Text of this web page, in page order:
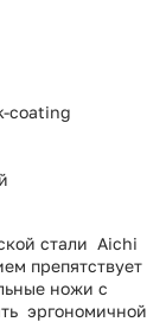
coating
стали Aichi
препятствует
ножи с
эргономичной